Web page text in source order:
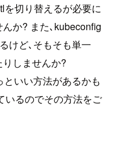
切り替えるが必要に
か? また､kubeconfig
けど､そもそも単一
しませんか?
いい方法があるかも
いるのでその方法をご